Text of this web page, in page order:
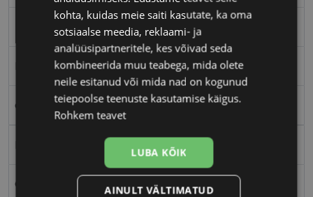
orange
Ovaalne/ümar
kohta, kuidas meie saiti kasutate, ka oma
sotsiaalse meedia, reklaami- ja
analüüsipartneritele, kes võivad seda
kombineerida muu teabega, mida olete
neile esitanud või mida nad on kogunud
teiepoolse teenuste kasutamise käigus.
Rohkem teavet
LUBA KÕIK
AINULT VÄLTIMATUD